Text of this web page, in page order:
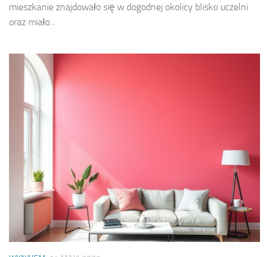
mieszkanie znajdowało się w dogodnej okolicy blisko uczelni
oraz miało...